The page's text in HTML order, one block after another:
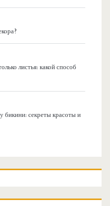
листья: какой способ
бикини: секреты красоты и